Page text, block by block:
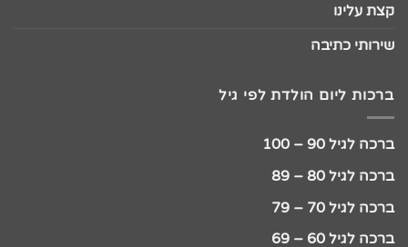
קצת עלינו
שירותי כתיבה
ברכות ליום הולדת לפי גיל
ברכה לגיל 90 – 100
ברכה לגיל 80 – 89
ברכה לגיל 70 – 79
ברכה לגיל 60 – 69